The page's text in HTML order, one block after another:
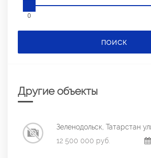
0
ПОИСК
Другие объекты
Зеленодольск, Татарстан
12 500 000 руб.